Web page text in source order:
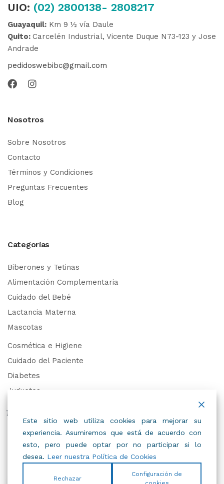
UIO: (02) 2800138- 2808217
Guayaquil: Km 9 ½ vía Daule
Quito: Carcelén Industrial, Vicente Duque N73-123 y Jose
Andrade
pedidoswebibc@gmail.com
Nosotros
Sobre Nosotros
Contacto
Términos y Condiciones
Preguntas Frecuentes
Blog
Categorías
Biberones y Tetinas
Alimentación Complementaria
Cuidado del Bebé
Lactancia Materna
Mascotas
Cosmética e Higiene
Cuidado del Paciente
Diabetes
Juguetes
Trabaja con Nosotros
Este sitio web utiliza cookies para mejorar su
experiencia. Asumiremos que está de acuerdo con
esto, pero puede optar por no participar si lo
desea. Leer nuestra Política de Cookies
Rechazar
Configuración de